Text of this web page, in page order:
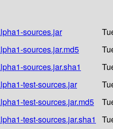
sources.jar
sources.jar.md5
sources.jar.sha1
test-sources.jar
test-sources.jar.md5
test-sources.jar.sha1